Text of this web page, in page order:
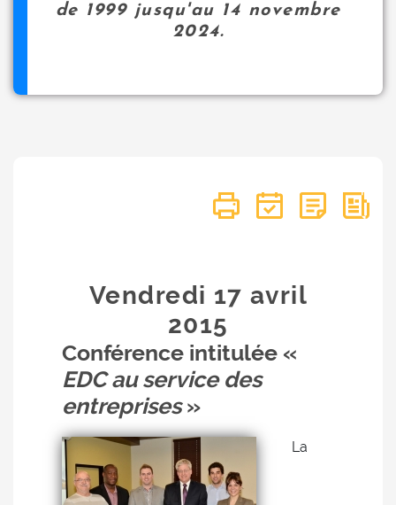
de 1999 jusqu'au 14 novembre
2024.
Vendredi 17 avril
2015
Conférence intitulée «
EDC au service des
entreprises»
La